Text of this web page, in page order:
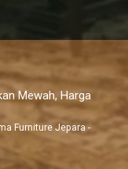
Mewah, Harga
Furniture Jepara-